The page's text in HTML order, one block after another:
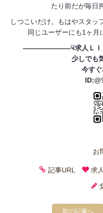
たり前だが毎日
しつこいだけ。もはやスタッ
同じユーザーにも1ヶ月
———————☟求人ＬＩ
少しでも
今すぐ
ID:@
お
記事URL 求
前の記事へ